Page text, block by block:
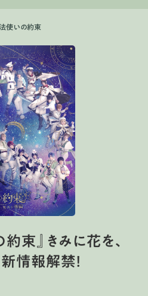
使いの約束
束』きみに花を、
情報解禁！